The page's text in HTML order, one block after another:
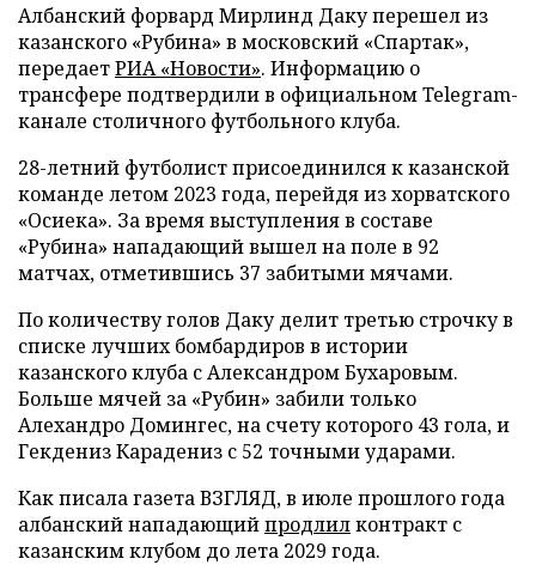
Албанский форвард Мирлинд Даку перешел из
казанского «Рубина» в московский «Спартак»,
передаетРИА «Новости». Информацию о
трансфере подтвердили в официальном Telegram-
канале столичного футбольного клуба.
28-летний футболист присоединился к казанской
команде летом 2023 года, перейдя из хорватского
«Осиека». За время выступления в составе
«Рубина» нападающий вышел на поле в 92
матчах, отметившись 37 забитыми мячами.
По количеству голов Даку делит третью строчку в
списке лучших бомбардиров в истории
казанского клуба с Александром Бухаровым.
Больше мячей за «Рубин» забили только
Алехандро Домингес, на счету которого 43 гола, и
Гекдениз Карадениз с 52 точными ударами.
Как писала газета ВЗГЛЯД, в июле прошлого года
албанский нападающийпродлилконтракт с
казанским клубом до лета 2029 года.